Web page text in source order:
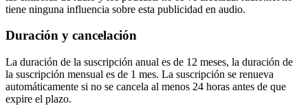
tiene ninguna influencia sobre esta publicidad en audio.
Duración y cancelación
La duración de la suscripción anual es de 12 meses, la duración de
la suscripción mensual es de 1 mes. La suscripción se renueva
automáticamente si no se cancela al menos 24 horas antes de que
expire el plazo.